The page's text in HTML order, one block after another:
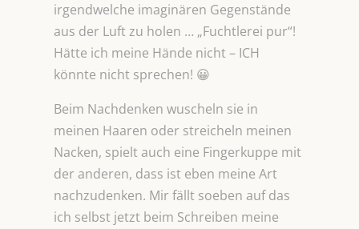
irgendwelche imaginären Gegenstände
aus der Luft zu holen … „Fuchtlerei pur“!
Hätte ich meine Hände nicht – ICH
könnte nicht sprechen! 😀
Beim Nachdenken wuscheln sie in
meinen Haaren oder streicheln meinen
Nacken, spielt auch eine Fingerkuppe mit
der anderen, dass ist eben meine Art
nachzudenken. Mir fällt soeben auf das
ich selbst jetzt beim Schreiben meine